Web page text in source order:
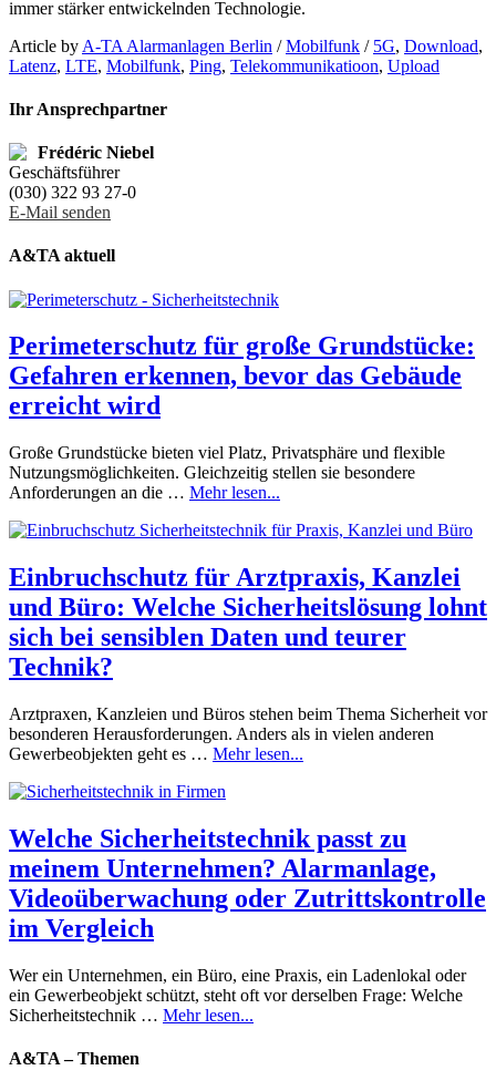
immer stärker entwickelnden Technologie.
Article by A-TA Alarmanlagen Berlin /Mobilfunk / 5G, Download,
Latenz, LTE, Mobilfunk, Ping, Telekommunikatioon, Upload
Ihr Ansprechpartner
Frédéric Niebel
Geschäftsführer
(030) 322 93 27-0
E-Mail senden
A&TA aktuell
Perimeterschutz für große Grundstücke:
Gefahren erkennen, bevor das Gebäude
erreicht wird
Große Grundstücke bieten viel Platz, Privatsphäre und flexible
Nutzungsmöglichkeiten. Gleichzeitig stellen sie besondere
Anforderungen an die … Mehr lesen...
Einbruchschutz für Arztpraxis, Kanzlei
und Büro: Welche Sicherheitslösung lohnt
sich bei sensiblen Daten und teurer
Technik?
Arztpraxen, Kanzleien und Büros stehen beim Thema Sicherheit vor
besonderen Herausforderungen. Anders als in vielen anderen
Gewerbeobjekten geht es … Mehr lesen...
Welche Sicherheitstechnik passt zu
meinem Unternehmen? Alarmanlage,
Videoüberwachung oder Zutrittskontrolle
im Vergleich
Wer ein Unternehmen, ein Büro, eine Praxis, ein Ladenlokal oder
ein Gewerbeobjekt schützt, steht oft vor derselben Frage: Welche
Sicherheitstechnik … Mehr lesen...
A&TA – Themen